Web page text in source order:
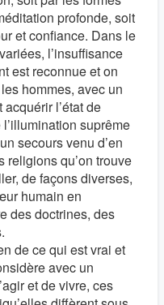
profonde, soit
et confiance. Dans le
l’insuffisance
est reconnue et on
hommes, avec un
l’état de
suprême
secours venu d’en
religions qu’on trouve
de façons diverses,
humain en
des doctrines, des
de ce qui est vrai et
avec un
et de vivre, ces